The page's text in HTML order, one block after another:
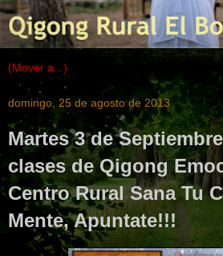
domingo, 25 de agosto de 2013
Martes 3 de
clases de Qigong
Centro Rural Sana Tu
Mente, Apuntate!!!